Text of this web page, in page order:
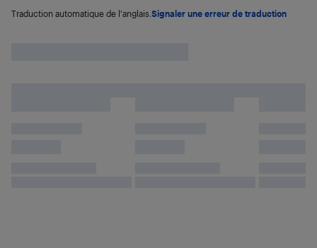
Traduction automatique de l'anglais. Signaler une erreur de traduction